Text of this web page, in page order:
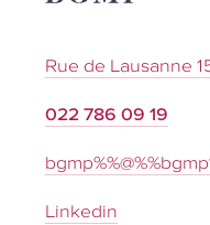
Rue de Lausanne
022 786 09 19
Linkedin